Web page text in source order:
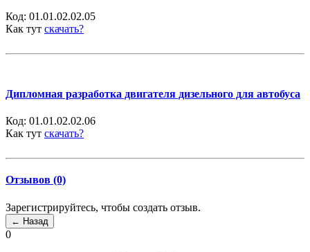
Код: 01.01.02.02.05
Как тут скачать?
Дипломная разработка двигателя дизельного для автобуса
Код: 01.01.02.02.06
Как тут скачать?
Отзывов (0)
Зарегистрируйтесь, чтобы создать отзыв.
0